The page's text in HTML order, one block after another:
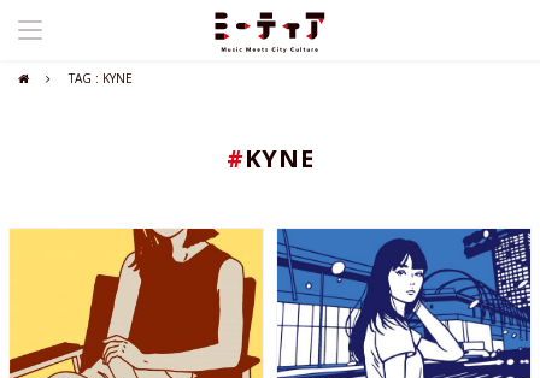
TAG : KYNE
#KYNE